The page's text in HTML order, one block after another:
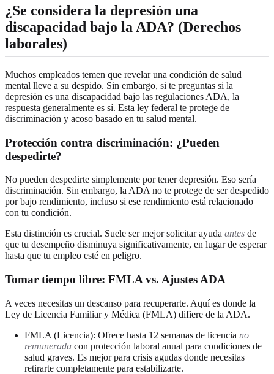
¿Se considera la depresión una
discapacidad bajo la ADA? (Derechos
laborales)
Muchos empleados temen que revelar una condición de salud
mental lleve a su despido. Sin embargo, si te preguntas si la
depresión es una discapacidad bajo las regulaciones ADA, la
respuesta generalmente es sí. Esta ley federal te protege de
discriminación y acoso basado en tu salud mental.
Protección contra discriminación: ¿Pueden
despedirte?
No pueden despedirte simplemente por tener depresión. Eso sería
discriminación. Sin embargo, la ADA no te protege de ser despedido
por bajo rendimiento, incluso si ese rendimiento está relacionado
con tu condición.
Esta distinción es crucial. Suele ser mejor solicitar ayuda antes de
que tu desempeño disminuya significativamente, en lugar de esperar
hasta que tu empleo esté en peligro.
Tomar tiempo libre: FMLA vs. Ajustes ADA
A veces necesitas un descanso para recuperarte. Aquí es donde la
Ley de Licencia Familiar y Médica (FMLA) difiere de la ADA.
FMLA (Licencia): Ofrece hasta 12 semanas de licencia no
remunerada con protección laboral anual para condiciones de
salud graves. Es mejor para crisis agudas donde necesitas
retirarte completamente para estabilizarte.